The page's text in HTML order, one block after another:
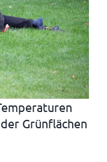
Grünflächen